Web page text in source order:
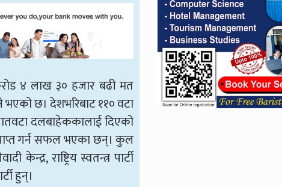
४ लाख ३० हजार बढी मत
छ। देशभरिबाट ११० वटा
दलबाहेककालाई दिएको
गर्न सफल भएका छन्। कुल
राष्ट्रिय स्वतन्त्र पार्टी
हुन्।